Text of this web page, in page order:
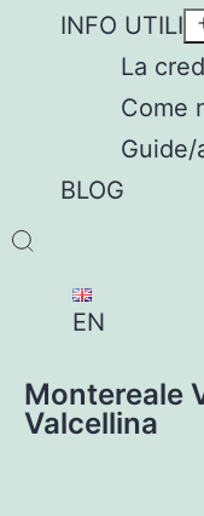
INFO UTILI
La
Come
BLOG
EN
Montereale
Valcellina